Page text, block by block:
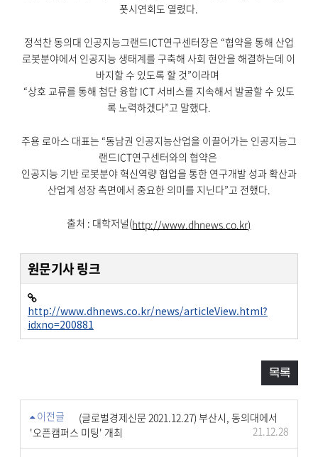
폿시연회도 열렸다.
정석찬 동의대 인공지능그랜드ICT연구센터장은 “협약을 통해 산업
로봇분야에서 인공지능 생태계를 구축해 사회 현안을 해결하는데 이
바지할 수 있도록 할 것”이라며
“상호 교류를 통해 첨단 융합 ICT 서비스를 지속해서 발굴할 수 있도
록 노력하겠다”고 말했다.
주용 로아스 대표는 “동남권 인공지능산업을 이끌어가는 인공지능그
랜드ICT연구센터와의 협약은
인공지능 기반 로봇분야 혁신역량 협업을 통한 연구개발 성과 확산과
산업계 성장 측면에서 중요한 의미를 지닌다”고 전했다.
출처 : 대학저널(http://www.dhnews.co.kr)
원문기사 링크
http://www.dhnews.co.kr/news/articleView.html?
idxno=200881
목록
이전글
(글로벌경제신문 2021.12.27) 부산시, 동의대에서
'오픈캠퍼스 미팅' 개최
21.12.28